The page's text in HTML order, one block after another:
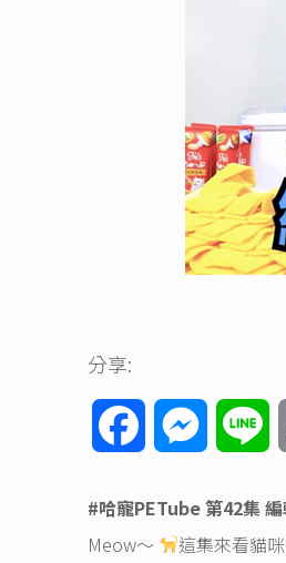
分享:
Facebook
#哈寵PETube第42集 編
Meow～
這集來看貓